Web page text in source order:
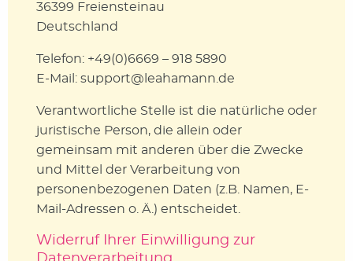
36399 Freiensteinau
Deutschland
Telefon: +49(0)6669 – 918 5890
E-Mail: support@leahamann.de
Verantwortliche Stelle ist die natürliche oder
juristische Person, die allein oder
gemeinsam mit anderen über die Zwecke
und Mittel der Verarbeitung von
personenbezogenen Daten (z.B. Namen, E-
Mail-Adressen o. Ä.) entscheidet.
Widerruf Ihrer Einwilligung zur